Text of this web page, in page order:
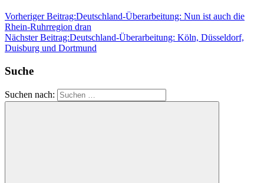
Vorheriger Beitrag:Deutschland-Überarbeitung: Nun ist auch die
Rhein-Ruhrregion dran
Nächster Beitrag:Deutschland-Überarbeitung: Köln, Düsseldorf,
Duisburg und Dortmund
Suche
Suchen nach: